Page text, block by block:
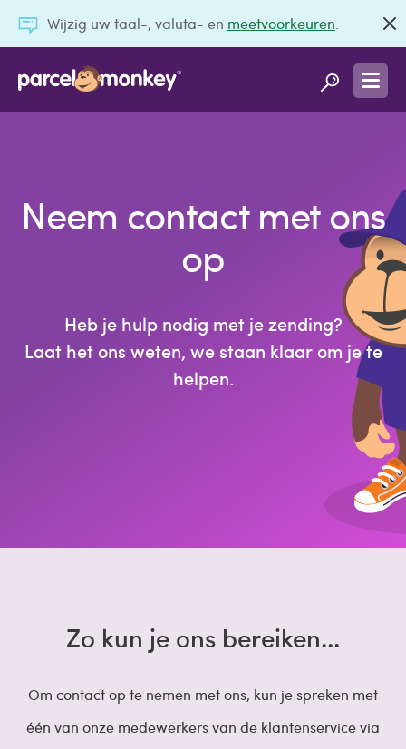
Wijzig uw taal-, valuta- en meetvoorkeuren
Neem contact met ons
op
Heb je hulp nodig met je zending?
Laat het ons weten, we staan klaar om je te
helpen.
Zo kun je ons bereiken...
Om contact op te nemen met ons, kun je spreken met
één van onze medewerkers van de klantenservice via